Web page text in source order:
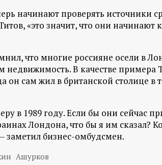
начинают проверять источники
«это значит, что они начинают
что многие россияне осели в
недвижимость. В качестве примера
он сам жил в британской столице в
в 1989 году. Если бы они сейчас
Лондона, что бы я им сказал?
заметил бизнес-омбудсмен.
Ашурков